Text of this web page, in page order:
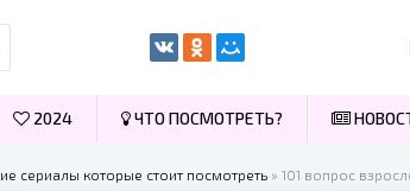
сериалы которые стоит посмотреть » 101 вопрос
2024 ЧТО ПОСМОТРЕТЬ?